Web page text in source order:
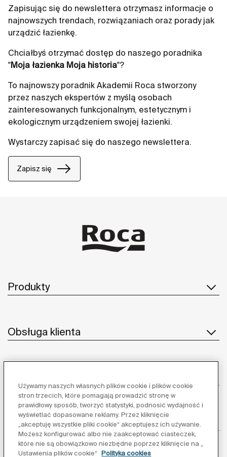
Zapisując się do newslettera otrzymasz informacje o
najnowszych trendach, rozwiązaniach oraz porady jak
urządzić łazienkę.
Chciałbyś otrzymać dostęp do naszego poradnika
"Moja łazienka Moja historia"?
To najnowszy poradnik Akademii Roca stworzony
przez naszych ekspertów z myślą osobach
zainteresowanych funkcjonalnym, estetycznym i
ekologicznym urządzeniem swojej łazienki.
Wystarczy zapisać się do naszego newslettera.
Zapisz się
Produkty
Obsługa klienta
Inspiracja
Obserwuj nas:
Używamy naszych własnych plików cookie i plików cookie
stron trzecich, które pomagają prowadzić stronę w
prawidłowy sposób, tworzyć statystyki, podnosić wydajność i
wyświetlać dopasowane reklamy. Przez kliknięcie
„akceptuję wszystkie pliki cookie“ akceptujesz ich używanie.
Możesz konfigurować albo nie zaakceptować ciasteczek,
które nie są obowiązkowo niezbędne poprzez kliknięcie na „
Ustawienia plików cookie“
Polityka cookies